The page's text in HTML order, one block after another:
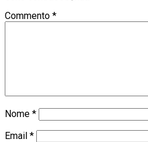
Commento *
Nome *
Email *